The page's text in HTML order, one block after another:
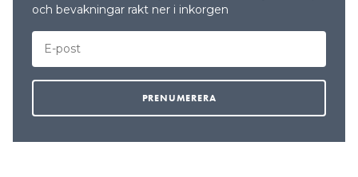
och bevakningar rakt ner i inkorgen